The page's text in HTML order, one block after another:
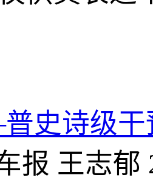
史诗级干
报 王志郁